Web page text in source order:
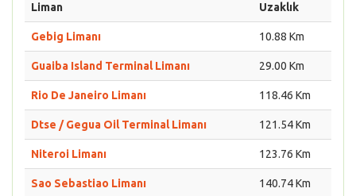
Liman Uzaklık
Gebig Limanı 10.88 Km
Guaiba Island Terminal Limanı 29.00 Km
Rio De Janeiro Limanı 118.46 Km
Dtse / Gegua Oil Terminal Limanı 121.54 Km
Niteroi Limanı 123.76 Km
Sao Sebastiao Limanı 140.74 Km